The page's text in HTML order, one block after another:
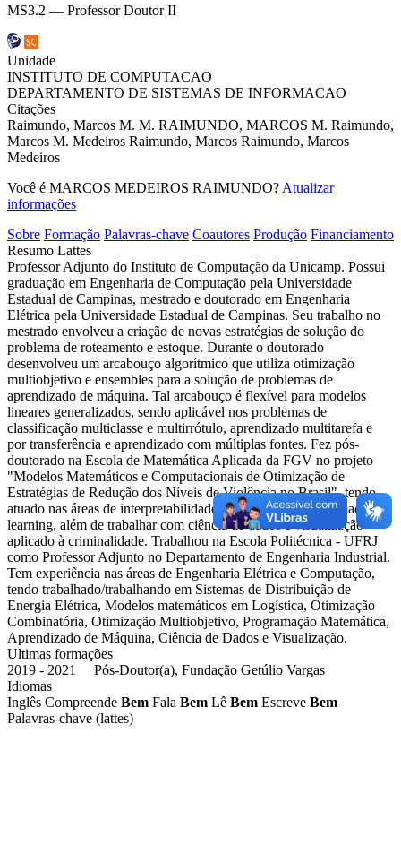
MS3.2 — Professor Doutor II
Unidade
INSTITUTO DE COMPUTACAO
DEPARTAMENTO DE SISTEMAS DE INFORMACAO
Citações
Raimundo, Marcos M. M. RAIMUNDO, MARCOS M. Raimundo,
Marcos M. Medeiros Raimundo, Marcos Raimundo, Marcos
Medeiros
Você é MARCOS MEDEIROS RAIMUNDO? Atualizar
informações
Sobre Formação Palavras-chave Coautores Produção Financiamento
Resumo Lattes
Professor Adjunto do Instituto de Computação da Unicamp. Possui
graduação em Engenharia de Computação pela Universidade
Estadual de Campinas, mestrado e doutorado em Engenharia
Elétrica pela Universidade Estadual de Campinas. Seu trabalho no
mestrado envolveu a criação de novas estratégias de solução do
problema de roteamento e estoque. Durante o doutorado
desenvolveu um arcabouço algorítmico que utiliza otimização
multiobjetivo e ensembles para a solução de problemas de
aprendizado de máquina. Tal arcabouço é flexível para modelos
lineares generalizados, sendo aplicável nos problemas de
classificação multiclasse e multirrótulo, aprendizado multitarefa e
por transferência e aprendizado com múltiplas fontes. Fez pós-
doutorado na Escola de Matemática Aplicada da FGV no projeto
"Modelos Matemáticos e Computacionais de Otimização de
Estratégias de Redução dos Níveis de Violência no Brasil", tendo
atuado nas áreas de interpretabilidade e imparcialidade em machine
learning, além de trabalhar com ciência de dados e visualização
aplicado à criminalidade. Trabalhou na Escola Politécnica - UFRJ
como Professor Adjunto no Departamento de Engenharia Industrial.
Tem experiência nas áreas de Engenharia Elétrica e Computação,
tendo trabalhado/trabalhando em Sistemas de Distribuição de
Energia Elétrica, Modelos matemáticos em Logística, Otimização
Combinatória, Otimização Multiobjetivo, Programação Matemática,
Aprendizado de Máquina, Ciência de Dados e Visualização.
Ultimas formações
2019 - 2021 Pós-Doutor(a), Fundação Getúlio Vargas
Idiomas
Inglês Compreende Bem Fala Bem Lê Bem Escreve Bem
Palavras-chave (lattes)